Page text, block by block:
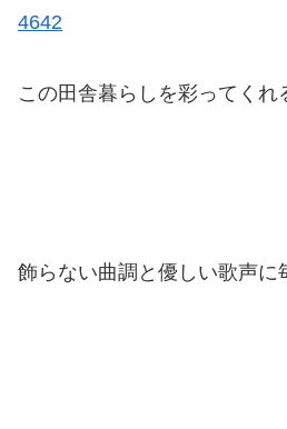
4642
この田舎暮らしを彩ってくれ
飾らない曲調と優しい歌声に